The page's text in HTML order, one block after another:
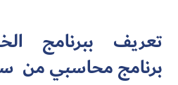
تعريف ببرنامج
برنامج محاسبي